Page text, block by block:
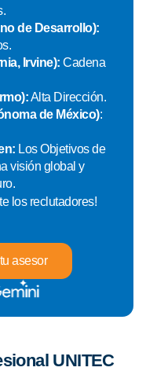
de Desarrollo):
Irvine): Cadena
Alta Dirección.
de México):
Los Objetivos de
visión global y
los reclutadores!
asesor
UNITEC